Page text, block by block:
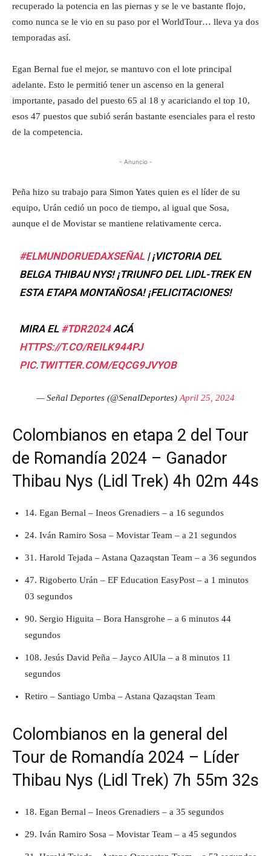
recuperado la potencia en las piernas y se le ve bastante flojo,
como nunca se le vio en su paso por el WorldTour… lleva ya dos
temporadas así.
Egan Bernal fue el mejor, se mantuvo con el lote principal
adelante. Esto le permitió tener un ascenso en la general
importante, pasado del puesto 65 al 18 y acariciando el top 10,
esos 47 puestos que subió serán bastante esenciales para el resto
de la competencia.
- Anuncio -
Peña hizo su trabajo para Simon Yates quien es el líder de su
equipo, Urán cedió un poco de tiempo, al igual que Sosa,
aunque el de Movistar se mantiene relativamente cerca.
#ELMUNDORUEDAXSEÑAL| ¡VICTORIA DEL
BELGA THIBAU NYS! ¡TRIUNFO DEL LIDL-TREK EN
ESTA ETAPA MONTAÑOSA! ¡FELICITACIONES!
MIRA EL #TDR2024ACÁ
HTTPS://T.CO/REILK944PJ
PIC.TWITTER.COM/EQCG9JVYOB
— Señal Deportes (@SenalDeportes) April 25, 2024
Colombianos en etapa 2 del Tour
de Romandía 2024 – Ganador
Thibau Nys (Lidl Trek) 4h 02m 44s
14. Egan Bernal – Ineos Grenadiers – a 16 segundos
24. Iván Ramiro Sosa – Movistar Team – a 21 segundos
31. Harold Tejada – Astana Qazaqstan Team – a 36 segundos
47. Rigoberto Urán – EF Education EasyPost – a 1 minutos
03 segundos
90. Sergio Higuita – Bora Hansgrohe – a 6 minutos 44
segundos
108. Jesús David Peña – Jayco AlUla – a 8 minutos 11
segundos
Retiro – Santiago Umba – Astana Qazaqstan Team
Colombianos en la general del
Tour de Romandía 2024 – Líder
Thibau Nys (Lidl Trek) 7h 55m 32s
18. Egan Bernal – Ineos Grenadiers – a 35 segundos
29. Iván Ramiro Sosa – Movistar Team – a 45 segundos